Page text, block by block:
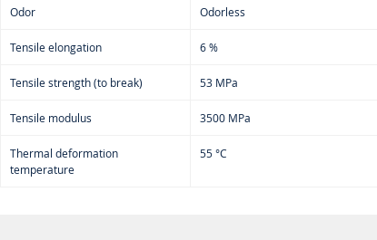
primordiale
recherchentinnovation, légèreté et
Odor Odorless
Tensile elongation 6 %
Tensile strength (to break) 53 MPa
Tensile modulus 3500 MPa
Thermal deformation
temperature
55 °C